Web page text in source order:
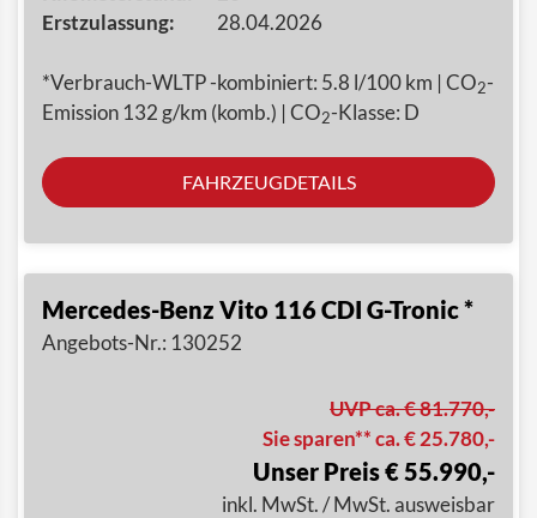
Erstzulassung:
28.04.2026
*Verbrauch-WLTP -kombiniert: 5.8 l/100 km | CO2-
Emission 132 g/km (komb.) | CO2-Klasse: D
FAHRZEUGDETAILS
Mercedes-Benz Vito 116 CDI G-Tronic *
Angebots-Nr.: 130252
UVP ca. € 81.770,-
Sie sparen** ca. € 25.780,-
Unser Preis € 55.990,-
inkl. MwSt. / MwSt. ausweisbar